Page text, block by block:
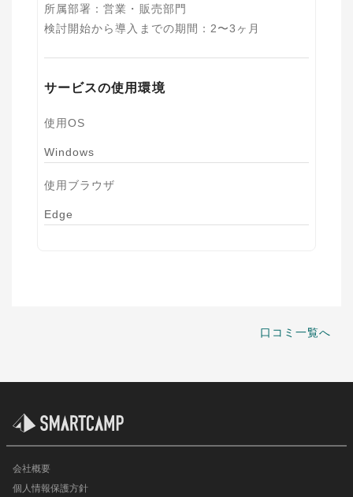
所属部署 ：営業・販売部門
検討開始から導入までの期間 ： 2〜3ヶ月
サービスの使用環境
使用OS
Windows
使用ブラウザ
Edge
口コミ一覧へ
会社概要
個人情報保護方針